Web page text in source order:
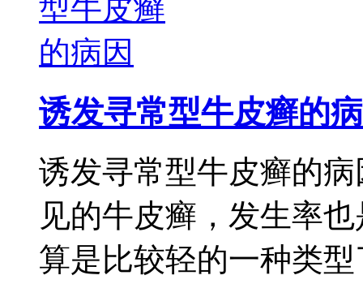
诱发寻常型牛皮癣的病
诱发寻常型牛皮癣的
见的牛皮癣，发生率
算是比较轻的一种类